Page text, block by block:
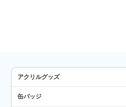
アクリルグッズ
缶バッジ